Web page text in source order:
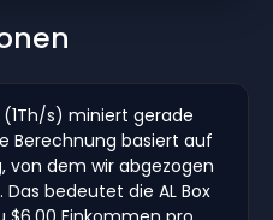
(1Th/s) miniert gerade
Berechnung basiert auf
von dem wir abgezogen
bedeutet die AL Box